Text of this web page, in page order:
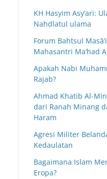
KH Hasyim Asy’ari:
Nahdlatul ulama
Forum Bahtsul
Mahasantri Ma’had
Apakah Nabi
Rajab?
Ahmad Khatib Al-
dari Ranah Minang
Haram
Agresi Militer
Kedaulatan
Bagaimana Islam
Eropa?